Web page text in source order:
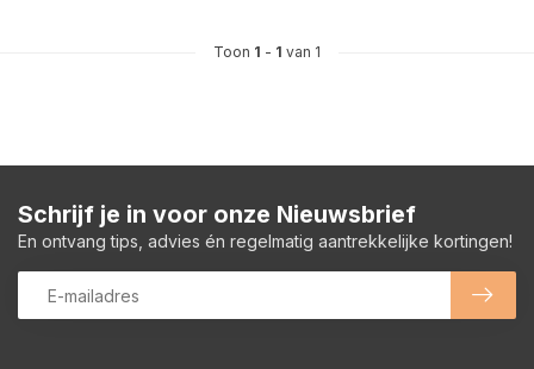
Toon 1 - 1 van 1
Schrijf je in voor onze Nieuwsbrief
En ontvang tips, advies én regelmatig aantrekkelijke kortingen!